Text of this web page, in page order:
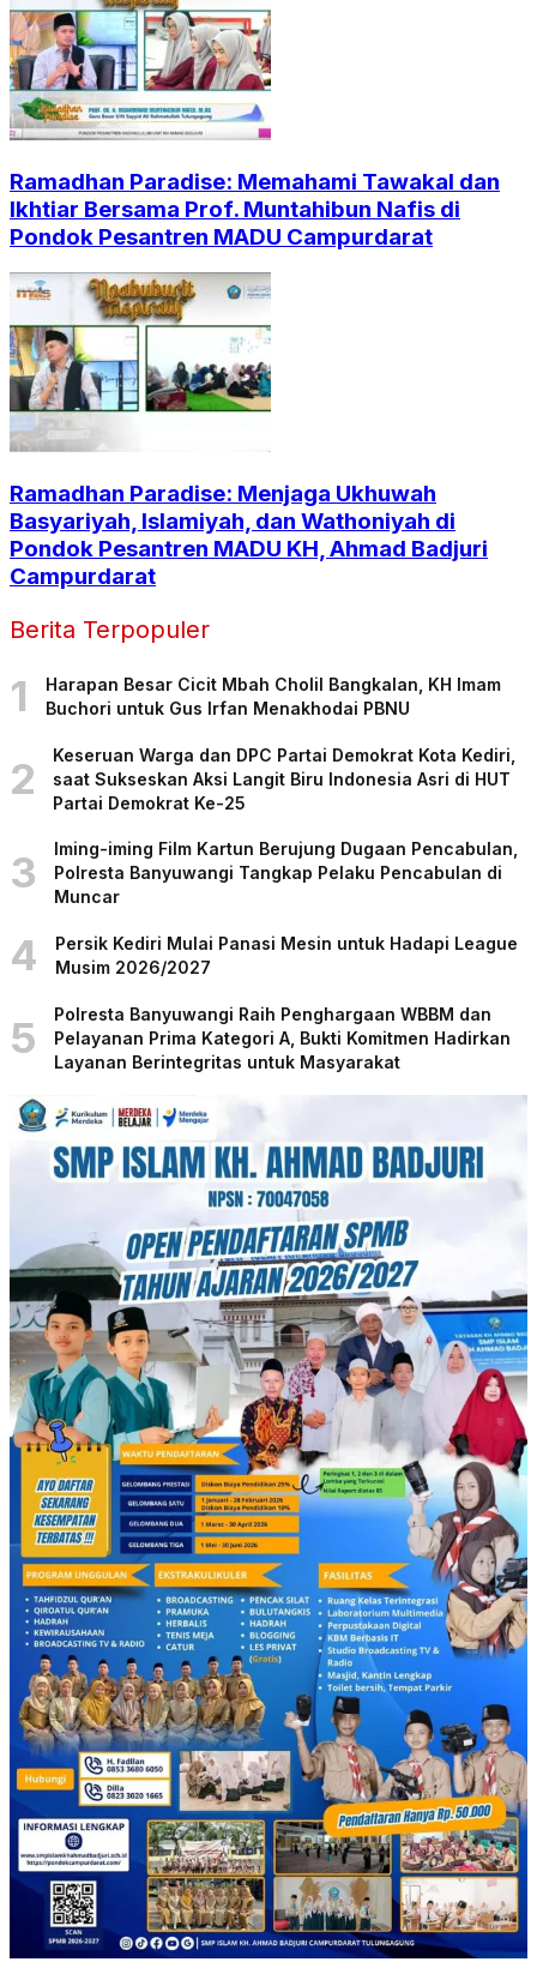
Ramadhan Paradise: Memahami Tawakal dan
Ikhtiar Bersama Prof. Muntahibun Nafis di
Pondok Pesantren MADU Campurdarat
Ramadhan Paradise: Menjaga Ukhuwah
Basyariyah, Islamiyah, dan Wathoniyah di
Pondok Pesantren MADU KH, Ahmad Badjuri
Campurdarat
Berita Terpopuler
1
Harapan Besar Cicit Mbah Cholil Bangkalan, KH Imam
Buchori untuk Gus Irfan Menakhodai PBNU
2
Keseruan Warga dan DPC Partai Demokrat Kota Kediri,
saat Sukseskan Aksi Langit Biru Indonesia Asri di HUT
Partai Demokrat Ke-25
3
Iming-iming Film Kartun Berujung Dugaan Pencabulan,
Polresta Banyuwangi Tangkap Pelaku Pencabulan di
Muncar
4
Persik Kediri Mulai Panasi Mesin untuk Hadapi League
Musim 2026/2027
5
Polresta Banyuwangi Raih Penghargaan WBBM dan
Pelayanan Prima Kategori A, Bukti Komitmen Hadirkan
Layanan Berintegritas untuk Masyarakat